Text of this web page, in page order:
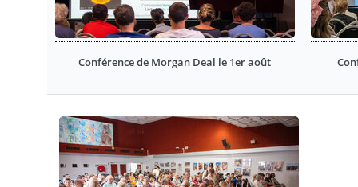
Conférence de Morgan Deal le 1er août